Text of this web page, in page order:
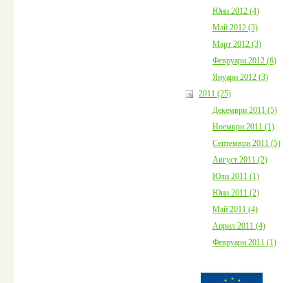
Юни 2012 (4)
Май 2012 (3)
Март 2012 (3)
Февруари 2012 (6)
Януари 2012 (3)
2011 (25)
Декември 2011 (5)
Ноември 2011 (1)
Септември 2011 (5)
Август 2011 (2)
Юли 2011 (1)
Юни 2011 (2)
Май 2011 (4)
Април 2011 (4)
Февруари 2011 (1)